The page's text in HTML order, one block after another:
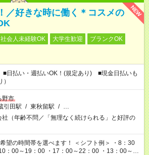
NEW
／好きな時に働く＊コスメの
社会人未経験OK 大学生歓迎
ブランクOK
日払い・週払いOK！(規定あり) ■現金日払いも
野市
引田駅 / 東秋留駅 / …
社（年齢不問／「無理なく続けられる」と好評の
：00～19：00 ・17：00～22：00 ・13：00～